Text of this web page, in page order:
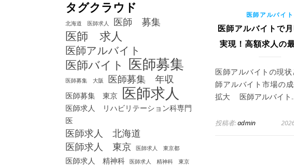
タグクラウド
北海道 医師求人 医師 募集
医師 求人
医師アルバイト
医師バイト 医師募集
医師募集 大阪 医師募集 年収
医師募集 東京 医師求人
医師求人 リハビリテーション科専門
医
医師求人 北海道
医師求人 東京
医師求人 東京都
医師求人 精神科 医師求人 精神科 東京
医師アルバイト
医師アルバイトで
実現！高額求人の
医師アルバイトの現
師アルバイト市場の
拡大 医師アルバイト
投稿者:admin